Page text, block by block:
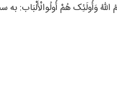
اللهُ وَأُولَئِک هُمْ